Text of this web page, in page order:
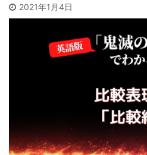
2021年1月4日